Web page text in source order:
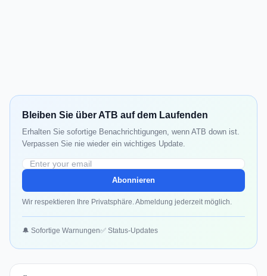
Bleiben Sie über ATB auf dem Laufenden
Erhalten Sie sofortige Benachrichtigungen, wenn ATB down ist.
Verpassen Sie nie wieder ein wichtiges Update.
Abonnieren
Wir respektieren Ihre Privatsphäre. Abmeldung jederzeit möglich.
🔔 Sofortige Warnungen✅ Status-Updates